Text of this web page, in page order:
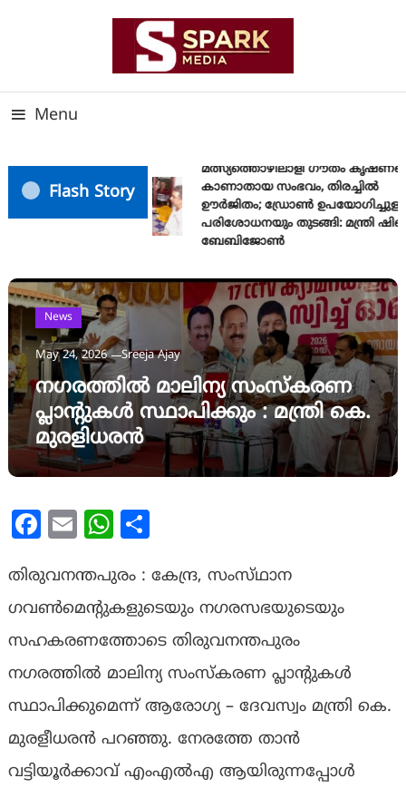
Menu
Flash Story
മത്സ്യത്തൊഴിലാളി ഗൗതം
കാണാതായ സംഭവം, തിരച്ചിൽ
ഊർജിതം; ഡ്രോണ്‍ ഉപയോഗിച്ചുള്ള
പരിശോധനയും തുടങ്ങി: മന്ത്രി ഷിബു
ബേബിജോണ്‍
News
May 24, 2026 Sreeja Ajay
നഗരത്തിൽ മാലിന്യ സംസ്‌കരണ
പ്ലാൻ്റുകൾ സ്ഥാപിക്കും : മന്ത്രി കെ.
മുരളിധരൻ
Facebook
Email WhatsApp
തിരുവനന്തപുരം : കേന്ദ്ര, സംസ്‌ഥാന
ഗവൺമെൻ്റുകളുടെയും നഗരസഭയുടെയും
സഹകരണത്തോടെ തിരുവനന്തപുരം
നഗരത്തിൽ മാലിന്യ സംസ്‌കരണ പ്ലാൻ്റുകൾ
സ്ഥാപിക്കുമെന്ന് ആരോഗ്യ – ദേവസ്വം മന്ത്രി കെ.
മുരളീധരൻ പറഞ്ഞു. നേരത്തേ താൻ
വട്ടിയൂർക്കാവ് എംഎൽഎ ആയിരുന്നപ്പോൾ